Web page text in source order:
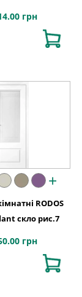
грн
+
RODOS
скло рис.7
грн